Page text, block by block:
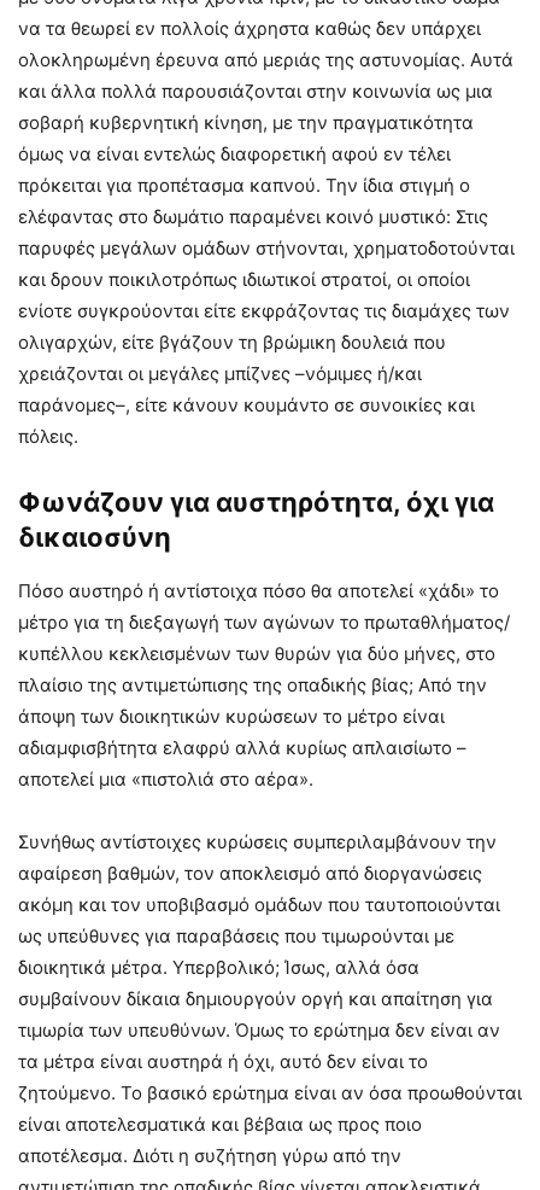
να τα θεωρεί εν πολλοίς άχρηστα καθώς δεν υπάρχει
ολοκληρωμένη έρευνα από μεριάς της αστυνομίας. Αυτά
και άλλα πολλά παρουσιάζονται στην κοινωνία ως μια
σοβαρή κυβερνητική κίνηση, με την πραγματικότητα
όμως να είναι εντελώς διαφορετική αφού εν τέλει
πρόκειται για προπέτασμα καπνού. Την ίδια στιγμή ο
ελέφαντας στο δωμάτιο παραμένει κοινό μυστικό: Στις
παρυφές μεγάλων ομάδων στήνονται, χρηματοδοτούνται
και δρουν ποικιλοτρόπως ιδιωτικοί στρατοί, οι οποίοι
ενίοτε συγκρούονται είτε εκφράζοντας τις διαμάχες των
ολιγαρχών, είτε βγάζουν τη βρώμικη δουλειά που
χρειάζονται οι μεγάλες μπίζνες –νόμιμες ή/και
παράνομες–, είτε κάνουν κουμάντο σε συνοικίες και
πόλεις.
Φωνάζουν για αυστηρότητα, όχι για
δικαιοσύνη
Πόσο αυστηρό ή αντίστοιχα πόσο θα αποτελεί «χάδι» το
μέτρο για τη διεξαγωγή των αγώνων το πρωταθλήματος/
κυπέλλου κεκλεισμένων των θυρών για δύο μήνες, στο
πλαίσιο της αντιμετώπισης της οπαδικής βίας; Από την
άποψη των διοικητικών κυρώσεων το μέτρο είναι
αδιαμφισβήτητα ελαφρύ αλλά κυρίως απλαισίωτο –
αποτελεί μια «πιστολιά στο αέρα».
Συνήθως αντίστοιχες κυρώσεις συμπεριλαμβάνουν την
αφαίρεση βαθμών, τον αποκλεισμό από διοργανώσεις
ακόμη και τον υποβιβασμό ομάδων που ταυτοποιούνται
ως υπεύθυνες για παραβάσεις που τιμωρούνται με
διοικητικά μέτρα. Υπερβολικό; Ίσως, αλλά όσα
συμβαίνουν δίκαια δημιουργούν οργή και απαίτηση για
τιμωρία των υπευθύνων. Όμως το ερώτημα δεν είναι αν
τα μέτρα είναι αυστηρά ή όχι, αυτό δεν είναι το
ζητούμενο. Το βασικό ερώτημα είναι αν όσα προωθούνται
είναι αποτελεσματικά και βέβαια ως προς ποιο
αποτέλεσμα. Διότι η συζήτηση γύρω από την